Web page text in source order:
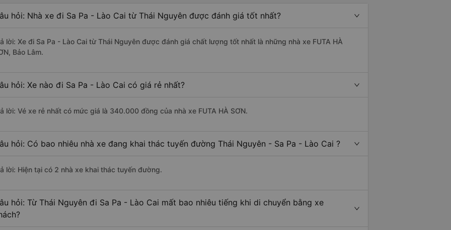
hỏi: Nhà xe đi Sa Pa - Lào Cai từ Thái Nguyên được đánh giá tốt nhất?
lời: Xe đi Sa Pa - Lào Cai từ Thái Nguyên được đánh giá chất lượng tốt nhất là những nhà xe FUTA HÀ
Bảo Lâm.
hỏi: Xe nào đi Sa Pa - Lào Cai có giá rẻ nhất?
lời: Vé xe rẻ nhất có mức giá là 340.000 đồng của nhà xe FUTA HÀ SƠN.
hỏi: Có bao nhiêu nhà xe đang khai thác tuyến đường Thái Nguyên - Sa Pa - Lào Cai ?
lời: Hiện tại có 2 nhà xe khai thác tuyến đường.
hỏi: Từ Thái Nguyên đi Sa Pa - Lào Cai mất bao nhiêu tiếng khi di chuyển bằng xe